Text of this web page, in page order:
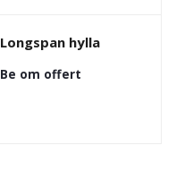
Longspan hylla
Be om offert